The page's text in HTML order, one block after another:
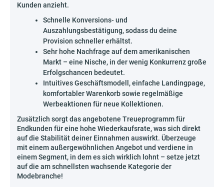
Kunden anzieht.
Schnelle Konversions- und
Auszahlungsbestätigung, sodass du deine
Provision schneller erhältst.
Sehr hohe Nachfrage auf dem amerikanischen
Markt – eine Nische, in der wenig Konkurrenz große
Erfolgschancen bedeutet.
Intuitives Geschäftsmodell, einfache Landingpage,
komfortabler Warenkorb sowie regelmäßige
Werbeaktionen für neue Kollektionen.
Zusätzlich sorgt das angebotene Treueprogramm für
Endkunden für eine hohe Wiederkaufsrate, was sich direkt
auf die Stabilität deiner Einnahmen auswirkt. Überzeuge
mit einem außergewöhnlichen Angebot und verdiene in
einem Segment, in dem es sich wirklich lohnt – setze jetzt
auf die am schnellsten wachsende Kategorie der
Modebranche!